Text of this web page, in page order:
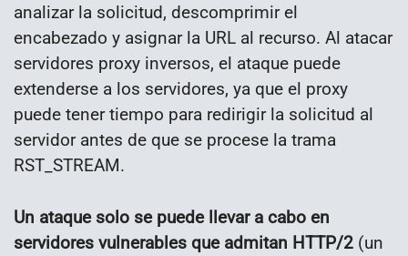
analizar la solicitud, descomprimir el
encabezado y asignar la URL al recurso. Al atacar
servidores proxy inversos, el ataque puede
extenderse a los servidores, ya que el proxy
puede tener tiempo para redirigir la solicitud al
servidor antes de que se procese la trama
RST_STREAM.
Un ataque solo se puede llevar a cabo en
servidores vulnerables que admitan HTTP/2 (un